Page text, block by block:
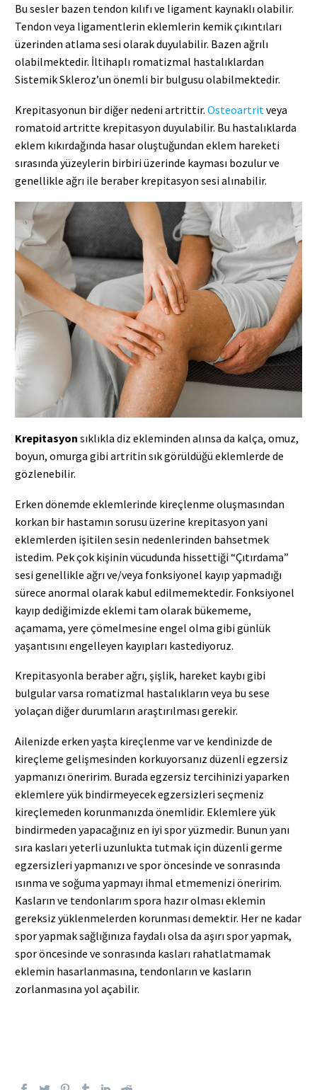
Bu sesler bazen tendon kılıfı ve ligament kaynaklı olabilir.
Tendon veya ligamentlerin eklemlerin kemik çıkıntıları
üzerinden atlama sesi olarak duyulabilir. Bazen ağrılı
olabilmektedir. İltihaplı romatizmal hastalıklardan
Sistemik Skleroz’un önemli bir bulgusu olabilmektedir.
Krepitasyonun bir diğer nedeni artrittir. Osteoartrit veya
romatoid artritte krepitasyon duyulabilir. Bu hastalıklarda
eklem kıkırdağında hasar oluştuğundan eklem hareketi
sırasında yüzeylerin birbiri üzerinde kayması bozulur ve
genellikle ağrı ile beraber krepitasyon sesi alınabilir.
Krepitasyon sıklıkla diz ekleminden alınsa da kalça, omuz,
boyun, omurga gibi artritin sık görüldüğü eklemlerde de
gözlenebilir.
Erken dönemde eklemlerinde kireçlenme oluşmasından
korkan bir hastamın sorusu üzerine krepitasyon yani
eklemlerden işitilen sesin nedenlerinden bahsetmek
istedim. Pek çok kişinin vücudunda hissettiği “Çıtırdama”
sesi genellikle ağrı ve/veya fonksiyonel kayıp yapmadığı
sürece anormal olarak kabul edilmemektedir. Fonksiyonel
kayıp dediğimizde eklemi tam olarak bükememe,
açamama, yere çömelmesine engel olma gibi günlük
yaşantısını engelleyen kayıpları kastediyoruz.
Krepitasyonla beraber ağrı, şişlik, hareket kaybı gibi
bulgular varsa romatizmal hastalıkların veya bu sese
yolaçan diğer durumların araştırılması gerekir.
Ailenizde erken yaşta kireçlenme var ve kendinizde de
kireçleme gelişmesinden korkuyorsanız düzenli egzersiz
yapmanızı öneririm. Burada egzersiz tercihinizi yaparken
eklemlere yük bindirmeyecek egzersizleri seçmeniz
kireçlemeden korunmanızda önemlidir. Eklemlere yük
bindirmeden yapacağınız en iyi spor yüzmedir. Bunun yanı
sıra kasları yeterli uzunlukta tutmak için düzenli germe
egzersizleri yapmanızı ve spor öncesinde ve sonrasında
ısınma ve soğuma yapmayı ihmal etmemenizi öneririm.
Kasların ve tendonlarım spora hazır olması eklemin
gereksiz yüklenmelerden korunması demektir. Her ne kadar
spor yapmak sağlığınıza faydalı olsa da aşırı spor yapmak,
spor öncesinde ve sonrasında kasları rahatlatmamak
eklemin hasarlanmasına, tendonların ve kasların
zorlanmasına yol açabilir.